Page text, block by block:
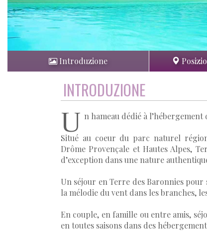
Introduzione
INTRODUZIONE
U n hameau dédié à
Situé au coeur du parc naturel
Drôme Provençale et Hautes Alpes,
d’exception dans une nature
Un séjour en Terre des Baronnies
la mélodie du vent dans les branches,
En couple, en famille ou entre amis,
en toutes saisons dans des